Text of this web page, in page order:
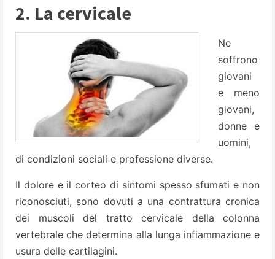
2. La cervicale
Ne
soffrono
giovani
e meno
giovani,
donne e
uomini,
di condizioni sociali e professione diverse.
Il dolore e il corteo di sintomi spesso sfumati e non
riconosciuti, sono dovuti a una contrattura cronica
dei muscoli del tratto cervicale della colonna
vertebrale che determina alla lunga infiammazione e
usura delle cartilagini.